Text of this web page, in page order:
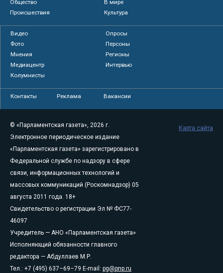
Общество
В мире
Происшествия
Культура
Видео
Опросы
Фото
Персоны
Мнения
Регионы
Медиацентр
Интервью
Колумнисты
Контакты Реклама Вакансии
© «Парламентская газета», 2026 г.
Электронное периодическое издание
«Парламентская газета» зарегистрировано в
Федеральной службе по надзору в сфере
связи, информационных технологий и
массовых коммуникаций (Роскомнадзор) 05
августа 2011 года. 18+
Свидетельство о регистрации Эл № ФС77-
46097
Учредитель — АНО «Парламентская газета»
Исполняющий обязанности главного
редактора — Абдуллаев М.Р.
Тел.: +7 (495) 637–69–79 E-mail: pg@pnp.ru
Карта сайта